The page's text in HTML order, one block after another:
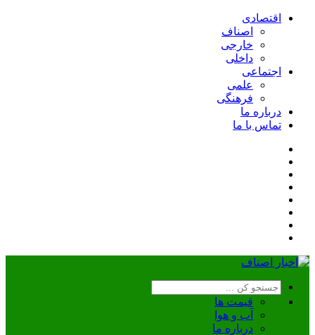
اقتصادی
اصناف
خارجی
داخلی
اجتماعی
علمی
فرهنگی
درباره ما
تماس با ما
قیمت ها
آب و هوا
درباره ما